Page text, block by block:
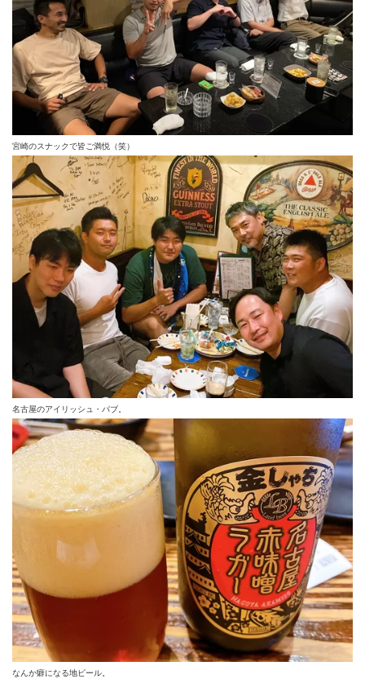
宮崎のスナックで皆ご満悦（笑）
名古屋のアイリッシュ・パブ。
なんか癖になる地ビール。